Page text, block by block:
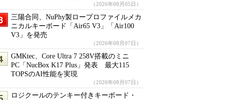
（2026年08月05日）
三陽合同、NuPhy製ロープロファイルメカ
ニカルキーボード「Air65 V3」「Air100
V3」を発売
（2026年08月07日）
GMKtec、Core Ultra 7 258V搭載のミニ
PC「NucBox K17 Plus」発表 最大115
TOPSのAI性能を実現
（2026年08月07日）
ロジクールのテンキー付きキーボード・